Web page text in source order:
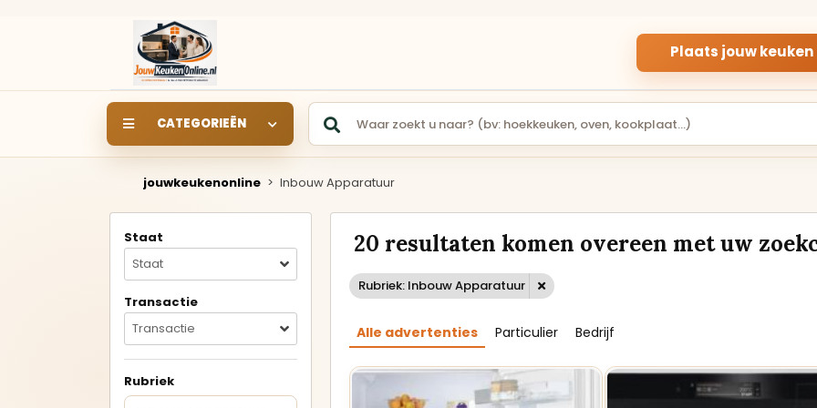
Plaats jouw keuken
CATEGORIEËN
SHOWROOM
S
de showroom van een
Rechte keukens
Hoekkeukens
KEUKENS
Gebruikte keukens
particuliere verkopers.
Rechte keukens
Hoekkeukens
R
Inbouwapparatuur
Koelkasten
jouwkeukenonline > Inbouw Apparatuur
Staat
Staat
Transactie
Transactie
Rubriek
20 resultaten komen overeen met uw
Rubriek: Inbouw Apparatuur
Alle advertenties Particulier Bedrijf